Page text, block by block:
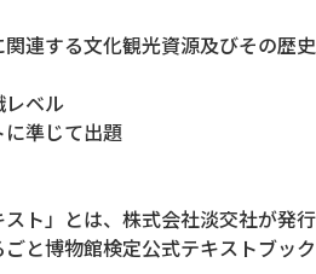
連する文化観光資源及びその歴
レベル
準じて出題
ト」とは、株式会社淡交社が発
博物館検定公式テキストブッ